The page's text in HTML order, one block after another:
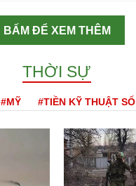
BẤM ĐỂ XEM THÊM
THỜI SỰ
#MỸ #TIỀN KỸ THUẬT SỐ